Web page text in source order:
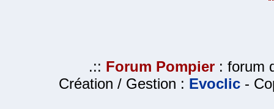
.:: Forum Pompier : forum
Création / Gestion : Evoclic -